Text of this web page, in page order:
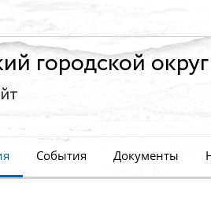
городской округ
События Документы